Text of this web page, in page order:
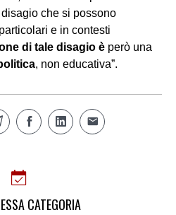
che si possono
e in contesti
di tale disagio è però una
, non educativa”.
CATEGORIA